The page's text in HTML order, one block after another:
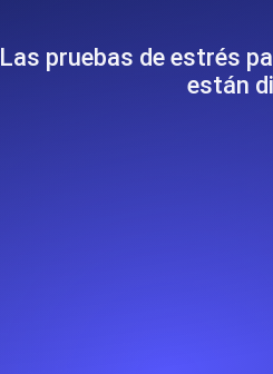
Uptime Monitoring para
Heartbeat monitoring para
Las pruebas de estrés
están